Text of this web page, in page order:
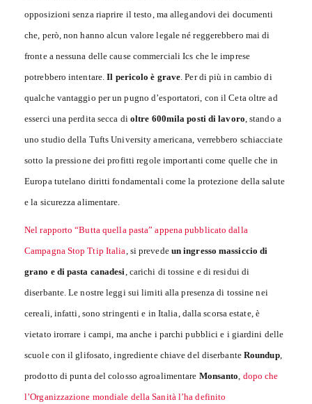
opposizioni senza riaprire il testo, ma allegandovi dei documenti
che, però, non hanno alcun valore legale né reggerebbero mai di
fronte a nessuna delle cause commerciali Ics che le imprese
potrebbero intentare.Il pericolo è grave . Per di più in cambio di
qualche vantaggio per un pugno d’esportatori, con il Ceta oltre ad
esserci una perdita secca di oltre 600mila posti di lavoro , stando a
uno studio della Tufts University americana, verrebbero schiacciate
sotto la pressione dei profitti regole importanti come quelle che in
Europa tutelano diritti fondamentali come la protezione della salute
e la sicurezza alimentare.
Nel rapporto “Butta quella pasta” appena pubblicato dalla
Campagna Stop Ttip Italia , si prevede un ingresso massiccio di
grano e di pasta canadesi , carichi di tossine e di residui di
diserbante. Le nostre leggi sui limiti alla presenza di tossine nei
cereali, infatti, sono stringenti e in Italia, dalla scorsa estate, è
vietato irorrare i campi, ma anche i parchi pubblici e i giardini delle
scuole con il glifosato, ingrediente chiave del diserbante Roundup,
prodotto di punta del colosso agroalimentare Monsanto dopo che
l’Organizzazione mondiale della Sanità l’ha definito